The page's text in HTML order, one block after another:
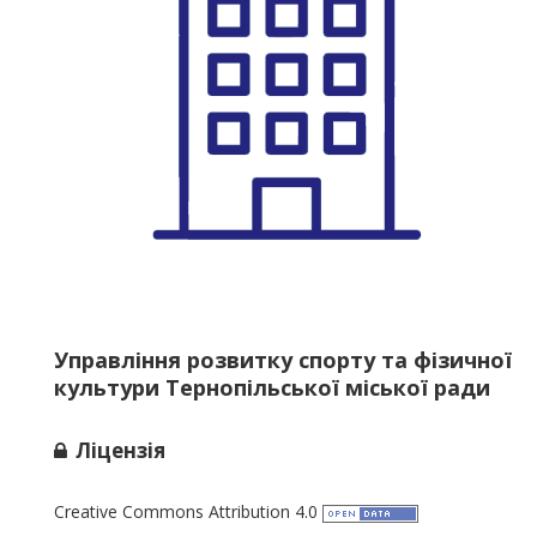
Управління розвитку спорту та фізичної
культури Тернопільської міської ради
Ліцензія
Creative Commons Attribution 4.0